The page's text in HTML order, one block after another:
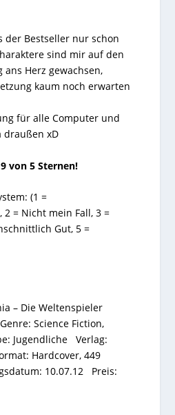
der Bestseller nur schon
sind mir auf den
ans Herz gewachsen,
kaum noch erwarten
für alle Computer und
draußen xD
von 5 Sternen!
(1 =
= Nicht mein Fall, 3 =
Gut, 5 =
– Die Weltenspieler
Science Fiction,
Jugendliche Verlag:
Hardcover, 449
10.07.12 Preis: